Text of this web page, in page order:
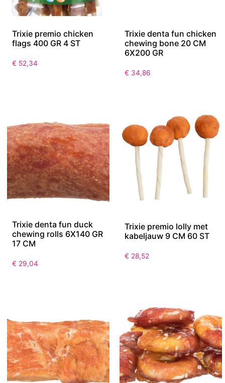
Trixie premio chicken
flags 400 GR 4 ST
€ 52,34
Trixie denta fun chicken
chewing bone 20 CM
6X200 GR
€ 34,86
Trixie denta fun duck
chewing rolls 6X140 GR
17 CM
€ 29,04
Trixie premio lolly met
kabeljauw 9 CM 60 ST
€ 28,52